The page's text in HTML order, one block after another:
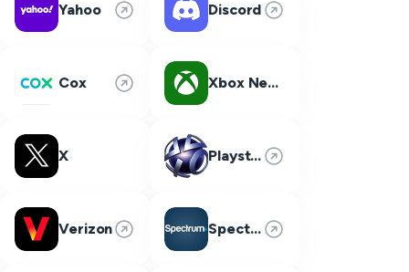
Yahoo Discord
Cox Xbox Network
X Playstation Network
Verizon Spectrum